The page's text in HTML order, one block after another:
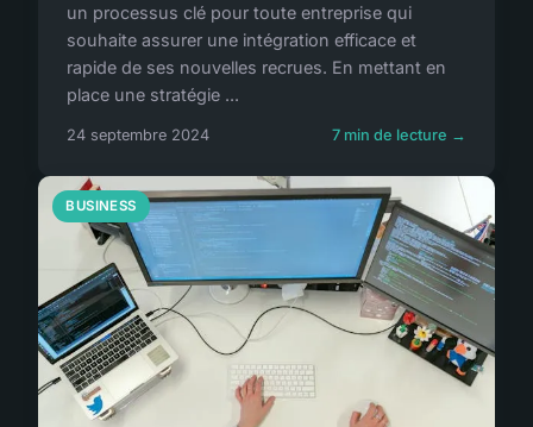
un processus clé pour toute entreprise qui
souhaite assurer une intégration efficace et
rapide de ses nouvelles recrues. En mettant en
place une stratégie ...
24 septembre 2024 7 min de lecture →
BUSINESS